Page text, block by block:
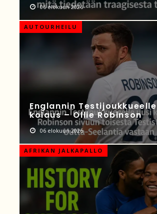
06 elokuun 2026
AUTOURHEILU
Englannin
kolaus – Ollie Robinson
06 elokuun 2026
AFRIKAN JALKAPALLO